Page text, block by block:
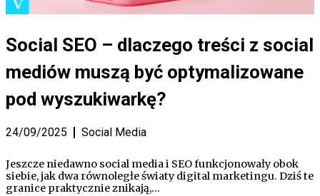
Social SEO – dlaczego treści z social
mediów muszą być optymalizowane
pod wyszukiwarkę?
24/09/2025 Social Media
Jeszcze niedawno social media i SEO funkcjonowały obok
siebie, jak dwa równoległe światy digital marketingu. Dziś te
granice praktycznie znikają,…